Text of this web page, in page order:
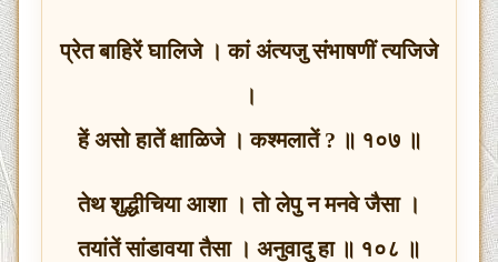
प्रेत बाहिरें घालिजे । कां अंत्यजु संभाषणीं त्यजिजे
।
हें असो हातें क्षाळिजे । कश्मलातें ? ॥ १०७ ॥
तेथ शुद्धीचिया आशा । तो लेपु न मनवे जैसा ।
तयांतें सांडावया तैसा । अनुवादु हा ॥ १०८ ॥